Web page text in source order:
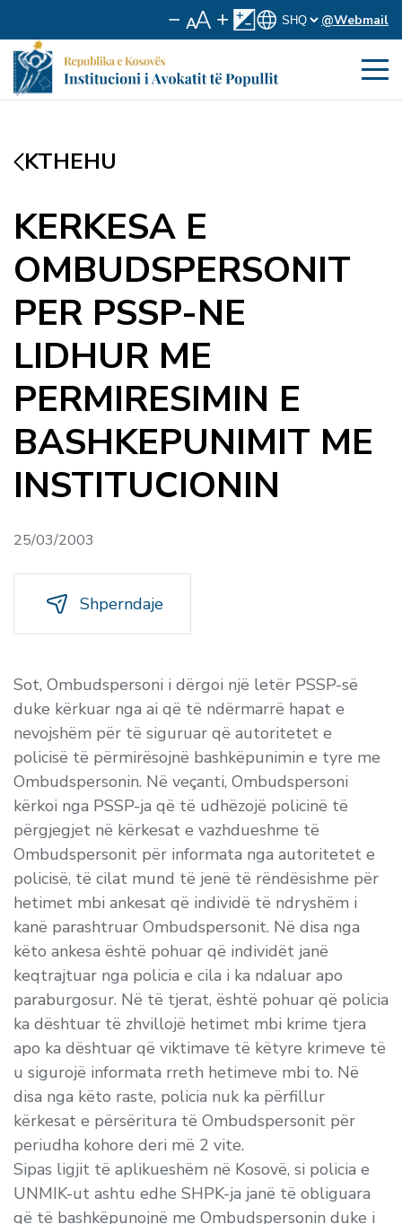
@Webmail
KTHEHU
KERKESA E
OMBUDSPERSONIT
PER PSSP-NE
LIDHUR ME
PERMIRESIMIN E
BASHKEPUNIMIT ME
INSTITUCIONIN
25/03/2003
Shperndaje
Sot, Ombudspersoni i dërgoi një letër PSSP-së
duke kërkuar nga ai që të ndërmarrë hapat e
nevojshëm për të siguruar që autoritetet e
policisë të përmirësojnë bashkëpunimin e tyre me
Ombudspersonin. Në veçanti, Ombudspersoni
kërkoi nga PSSP-ja që të udhëzojë policinë të
përgjegjet në kërkesat e vazhdueshme të
Ombudspersonit për informata nga autoritetet e
policisë, të cilat mund të jenë të rëndësishme për
hetimet mbi ankesat që individë të ndryshëm i
kanë parashtruar Ombudspersonit. Në disa nga
këto ankesa është pohuar që individët janë
keqtrajtuar nga policia e cila i ka ndaluar apo
paraburgosur. Në të tjerat, është pohuar që policia
ka dështuar të zhvillojë hetimet mbi krime tjera
apo ka dështuar që viktimave të këtyre krimeve të
u sigurojë informata rreth hetimeve mbi to. Në
disa nga këto raste, policia nuk ka përfillur
kërkesat e përsëritura të Ombudspersonit për
periudha kohore deri më 2 vite.
Sipas ligjit të aplikueshëm në Kosovë, si policia e
UNMIK-ut ashtu edhe SHPK-ja janë të obliguara
që të bashkëpunojnë me Ombudspersonin duke i